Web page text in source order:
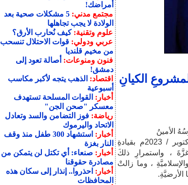
الكيانِ
الأمينُ
​منذُ انطلاقةِ معركةِ طُوفانِ الأقصى المُباركِ بتاريخِ 7 أكتوبر / 2023م بقيادةِ
غزَّةَ ، واستمرارِ ذلكَ
، وما زالتْ
الأرضيَّةِ.
أمراضك!
مجتمع مدني:
5 مشكلات صحية بعد
الولادة لا يجب تجاهلها
علوم وتقنية:كيف نُحارب الأرق؟
عربي ودولي:قوات الاحتلال تنسحب
من مخيم قلنديا
فنون ومنوعات: أصالة تعود إلى
دمشق!
اقتصاد: الذهب يتجه لأكبر مكاسب
أسبوعية
أخبار: القوات المسلحة تستهدف
معسكر "صحن الجن"
رياضة:فوز التضامن والسد وتعادل
الاتحاد واليرموك
أخبار:
استشهاد 300 طفل منذ وقف
النار بغزة
أخبار: صنعاء: أي تكتل لن يتمكن من
مصادرة حقوقنا
أخبار: احذروا.. إنذار إلى سكان هذه
المحافظات